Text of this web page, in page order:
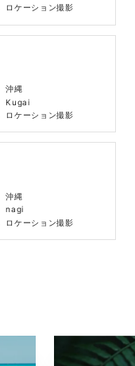
ロケーション撮影
沖縄
Kugai
ロケーション撮影
沖縄
nagi
ロケーション撮影